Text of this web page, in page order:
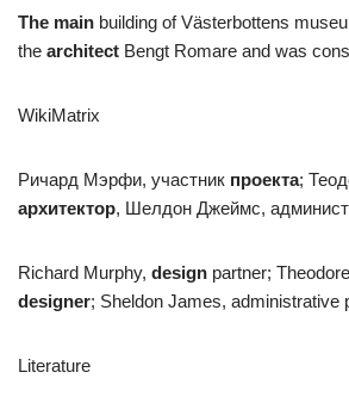
The main building of Västerbottens
the architect Bengt Romare and was
WikiMatrix
Ричард Мэрфи, участник проекта;
архитектор, Шелдон Джеймс,
Richard Murphy, design partner;
designer; Sheldon James, administrative
Literature